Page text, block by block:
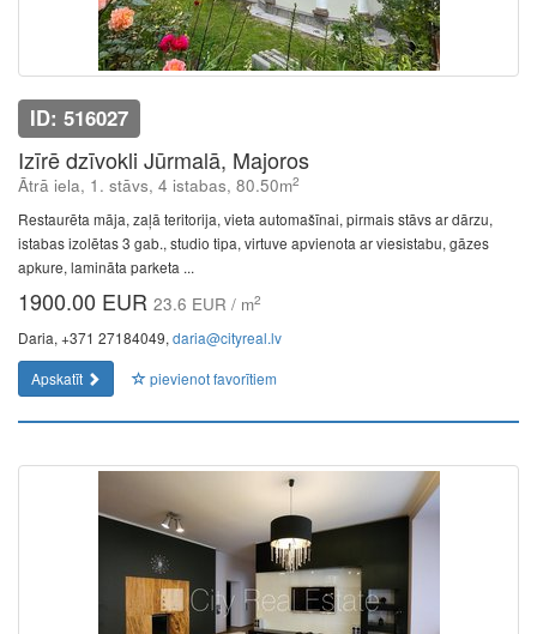
ID: 516027
Izīrē dzīvokli Jūrmalā, Majoros
Ātrā iela, 1. stāvs, 4 istabas, 80.50m2
Restaurēta māja, zaļā teritorija, vieta automašīnai, pirmais stāvs ar dārzu,
istabas izolētas 3 gab., studio tipa, virtuve apvienota ar viesistabu, gāzes
apkure, lamināta parketa ...
1900.00 EUR 23.6 EUR / m2
Daria, +371 27184049, daria@cityreal.lv
Apskatīt
pievienot favorītiem